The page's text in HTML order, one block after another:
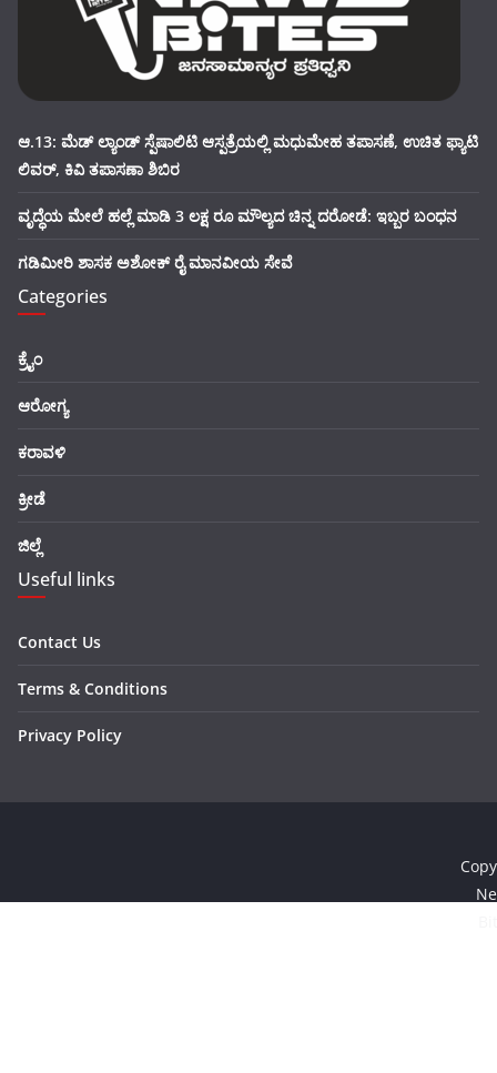
ಆ.13: ಮೆಡ್ ಲ್ಯಾಂಡ್ ಸ್ಪೆಷಾಲಿಟಿ ಆಸ್ಪತ್ರೆಯಲ್ಲಿ ಮಧುಮೇಹ ತಪಾಸಣೆ, ಉಚಿತ ಫ್ಯಾಟಿ
ಲಿವರ್, ಕಿವಿ ತಪಾಸಣಾ ಶಿಬಿರ
ವೃದ್ಧೆಯ ಮೇಲೆ ಹಲ್ಲೆ ಮಾಡಿ 3 ಲಕ್ಷ ರೂ ಮೌಲ್ಯದ ಚಿನ್ನ ದರೋಡೆ: ಇಬ್ಬರ ಬಂಧನ
ಗಡಿಮೀರಿ ಶಾಸಕ ಅಶೋಕ್ ರೈ ಮಾನವೀಯ ಸೇವೆ
Categories
ಕ್ರೈಂ
ಆರೋಗ್ಯ
ಕರಾವಳಿ
ಕ್ರೀಡೆ
ಜಿಲ್ಲೆ
Useful links
Contact Us
Terms & Conditions
Privacy Policy